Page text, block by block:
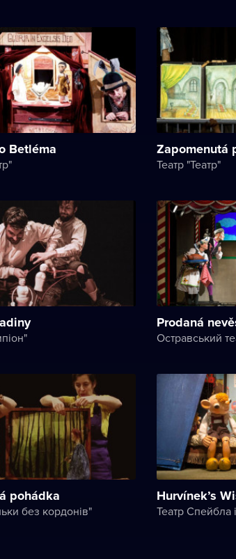
Betléma Zapomenutá
Театр "Театр"
Prodaná
Остравський
pohádka
без кордонів"
Hurvínek’s
Театр Спейбла